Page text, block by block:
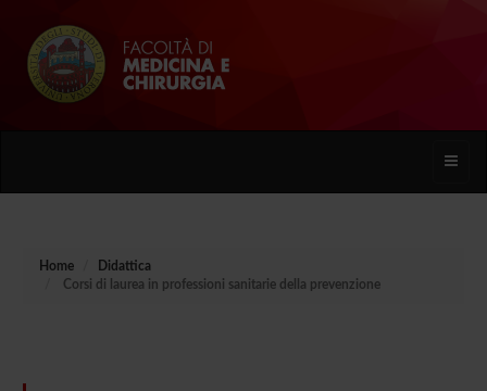
Toggle
Home
Didattica
Corsi di laurea in professioni sanitarie della prevenzione